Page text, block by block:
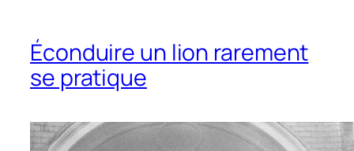
Éconduire un lion rarement
se pratique